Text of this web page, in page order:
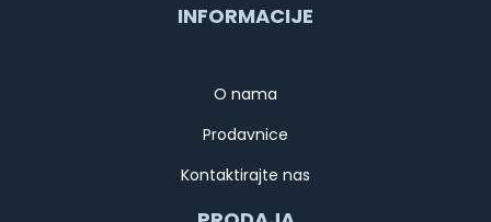
INFORMACIJE
O nama
Prodavnice
Kontaktirajte nas